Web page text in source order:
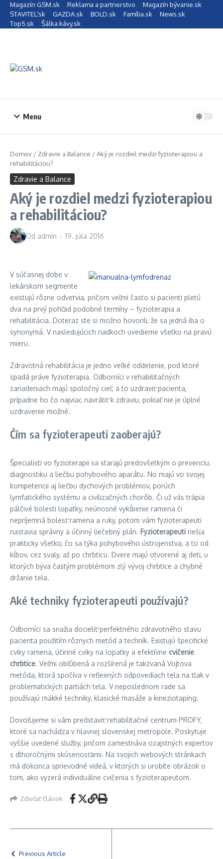
Preskočiť na obsah
Magazín GSM.sk Reklama a partnerstvo
Magazín bývanie.sk
STAVITEĽ.sk
GAZDA.sk BOLD.sk Família.sk
News.sk
Top5.sk
Šálka kávy.sk
Menu
Domov / Zdravie a Balance /Aký je rozdiel medzi fyzioterapiou a
rehabilitáciou?
Zdravie a Balance
Aký je rozdiel medzi fyzioterapiou
a rehabilitáciou?
Od admin 19. júla 2016
V súčasnej dobe v
lekárskom segmente
existujú rôzne odvetvia, pričom veľmi často si pacienti pletú
dva na prvý pohľad podobné termíny – fyzioterapia a
rehabilitácia. Doteraz ste si možno hovorili, že sa jedná iba o
synonymá. V nasledujúcich riadkoch uvedieme všetko na pravú
mieru.
Zdravotná rehabilitácia je jedno veľké oddelenie, pod ktoré
spadá práve fyzioterapia. Odborníci v rehabilitačných
zariadeniach majú spoločný cieľ, a to uzdraviť pacienta,
prípadne ho čo najviac navrátiť k zdraviu, pokiaľ nie je úplné
uzdravenie možné.
Čím sa fyzioterapeuti zaoberajú?
Špecialisti vo fyzioterapii sa starajú predovšetkým o prevenciu,
diagnostiku a liečbu pohybového aparátu. No majú vo svojej
kompetencii aj liečbu dychových problémov, porúch
lymfatického systému a civilizačných chorôb. Či už vás trápia
pálčivé bolesti lopatky, neúnosné vykĺbenie ramena či
nepríjemná bolesť ramena a ruky, potom vám fyzioterapeuti
nastavia správny a účinný liečebný plán. Fyzioterapeuti riešia
prakticky všetko, čo sa týka pohybového ústrojenstva, a to od
kĺbov, cez svaly, až po chrbticu. Dvere majú otvorené aj deti, u
ktorých býva častým problémom zlý vývoj chrbtice a chybné
držanie tela.
Aké techniky fyzioterapeuti používajú?
Odborníci sa snažia docieliť perfektného zdravotného stavu
pacienta použitím rôznych metód a techník. Existujú špecifické
cviky ramena, účinné cviky na lopatky a efektívne cvičenie
chrbtice. Veľmi obľúbená a rozšírená je takzvaná Vojtova
metóda, ktorá spočíva v reflexných odpovediach tela na tlak v
problematických partiách tela. V neposlednom rade sa
používajú mäkké techniky, klasické masáže a kineziotaping.
Dovoľujeme si vám predstaviť rehabilitačné centrum PROFY,
ktoré sa nachádza v hlavnej slovenskej metropole. Poskytuje
vyššie uvedené služby, pričom zamestnáva ozajstných expertov
s dlhoročnými skúsenosťami. Na svojich webových stránkach
má dokonca sprievodné videá, v ktorých si urobíte obrázok o
tom, ako vyzerá individuálne cvičenia s fyzioterapeutom.
Zdieľať článok
Previous Article